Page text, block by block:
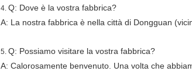
4. Q: Dove è la vostra fabbrica?
A: La nostra fabbrica è nella città di Dongguan
5. Q: Possiamo visitare la vostra fabbrica?
A: Calorosamente benvenuto. Una volta che